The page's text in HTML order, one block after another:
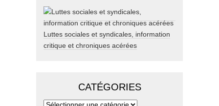
Luttes sociales et syndicales, information
critique et chroniques acérées
CATÉGORIES